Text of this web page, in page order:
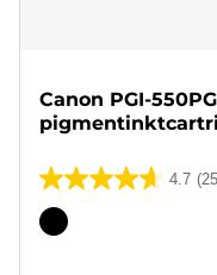
Canon PGI-
4.7
4.7
van
Kleurencartridge